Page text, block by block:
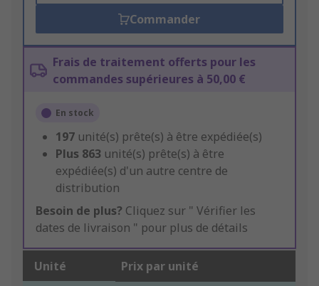
Commander
Frais de traitement offerts pour les
commandes supérieures à 50,00 €
En stock
197 unité(s) prête(s) à être expédiée(s)
Plus 863 unité(s) prête(s) à être
expédiée(s) d'un autre centre de
distribution
Besoin de plus? Cliquez sur " Vérifier les
dates de livraison " pour plus de détails
Unité Prix par unité